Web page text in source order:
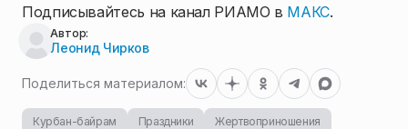
Подписывайтесь на канал РИАМО в МАКС.
Автор:
Леонид Чирков
Поделиться материалом:
Курбан-байрам Праздники
Жертвоприношения